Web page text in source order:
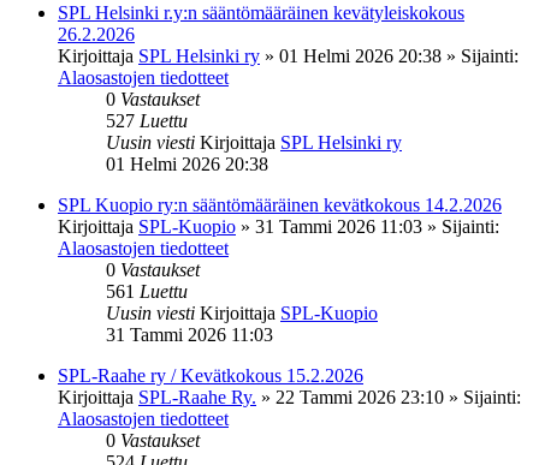
SPL Helsinki r.y:n sääntömääräinen kevätyleiskokous
26.2.2026
Kirjoittaja SPL Helsinki ry » 01 Helmi 2026 20:38 » Sijainti:
Alaosastojen tiedotteet
0 Vastaukset
527 Luettu
Uusin viesti Kirjoittaja SPL Helsinki ry
01 Helmi 2026 20:38
SPL Kuopio ry:n sääntömääräinen kevätkokous 14.2.2026
Kirjoittaja SPL-Kuopio » 31 Tammi 2026 11:03 » Sijainti:
Alaosastojen tiedotteet
0 Vastaukset
561 Luettu
Uusin viesti Kirjoittaja SPL-Kuopio
31 Tammi 2026 11:03
SPL-Raahe ry / Kevätkokous 15.2.2026
Kirjoittaja SPL-Raahe Ry. » 22 Tammi 2026 23:10 » Sijainti:
Alaosastojen tiedotteet
0 Vastaukset